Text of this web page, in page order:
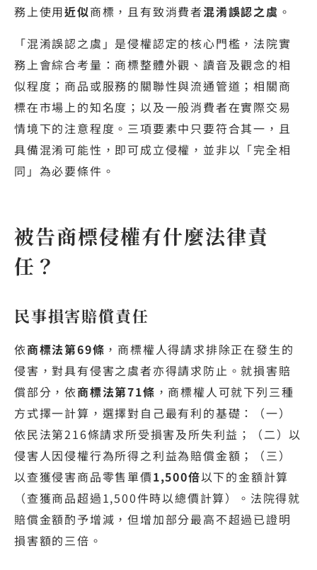
務上使用近似商標，且有致消費者混淆誤認之虞 。
「混淆誤認之虞」是侵權認定的核心門檻，法院實
務上會綜合考量：商標整體外觀、讀音及觀念的相
似程度；商品或服務的關聯性與流通管道；相關商
標在市場上的知名度；以及一般消費者在實際交易
情境下的注意程度。三項要素中只要符合其一，且
具備混淆可能性，即可成立侵權，並非以「完全相
同」為必要條件。
被告商標侵權有什麼法律責
任？
民事損害賠償責任
依商標法第69條 ，商標權人得請求排除正在發生的
侵害，對具有侵害之虞者亦得請求防止。就損害賠
償部分，依商標法第71條 ，商標權人可就下列三種
方式擇一計算，選擇對自己最有利的基礎：（一）
依民法第216條請求所受損害及所失利益；（二）以
侵害人因侵權行為所得之利益為賠償金額；（三）
以查獲侵害商品零售單價1,500倍以下的金額計算
（查獲商品超過1,500件時以總價計算）。法院得就
賠償金額酌予增減，但增加部分最高不超過已證明
損害額的三倍。